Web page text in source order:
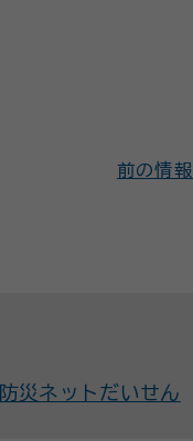
前の情報
防災ネットだいせん